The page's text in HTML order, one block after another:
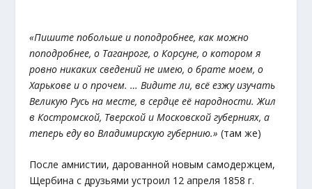
«Пишите побольше и поподробнее, как можно
поподробнее, о Таганроге, о Корсуне, о котором я
ровно никаких сведений не имею, о брате моем, о
Харькове и о прочем. … Видите ли, всё езжу изучать
Великую Русь на месте, в сердце её народности. Жил
в Костромской, Тверской и Московской губерниях, а
теперь еду во Владимирскую губернию.» (там же)
После амнистии, дарованной новым самодержцем,
Щербина с друзьями устроил 12 апреля 1858 г.